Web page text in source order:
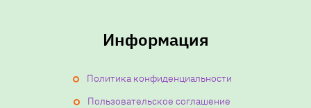
Информация
Политика конфиденциальности
Пользовательское соглашение